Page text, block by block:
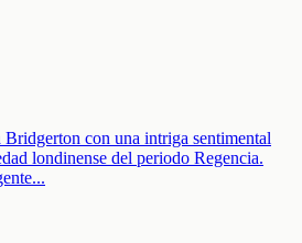
con una intriga sentimental
londinense del periodo Regencia.
...